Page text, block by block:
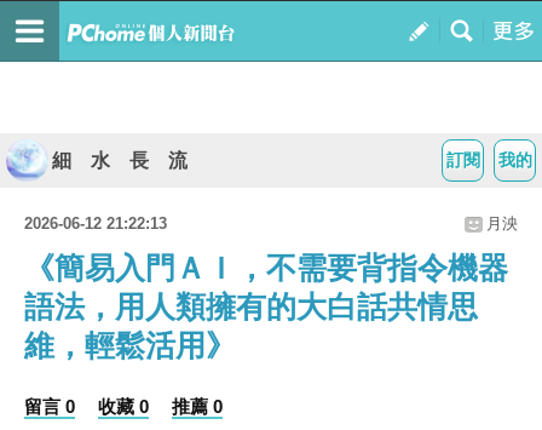
我的
訂閱
細 水 長 流
2026-06-12 21:22:13 月泱
《簡易入門ＡＩ，不需要背指令機器
語法，用人類擁有的大白話共情思
維，輕鬆活用》
留言 0 收藏 0 推薦 0